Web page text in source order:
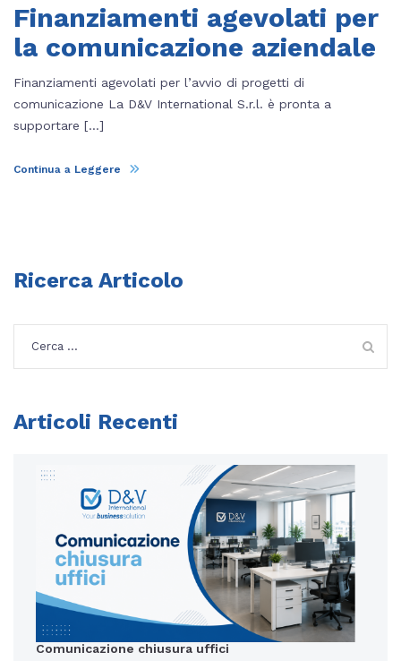
Finanziamenti agevolati per
la comunicazione aziendale
Finanziamenti agevolati per l’avvio di progetti di
comunicazione La D&V International S.r.l. è pronta a
supportare […]
Continua a Leggere
Ricerca Articolo
Articoli Recenti
Comunicazione chiusura uffici